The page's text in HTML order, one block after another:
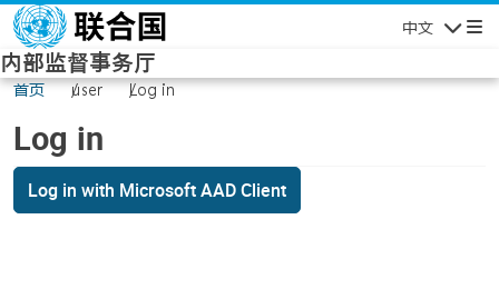
Skip to main content
中文
内部监督事务厅
首页 user Log in
Log in
Log in with Microsoft AAD Client